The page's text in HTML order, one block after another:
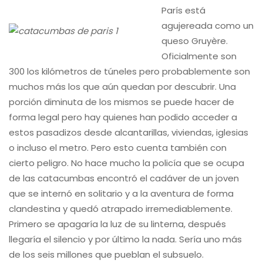
París está
agujereada como un
queso Gruyère.
Oficialmente son
300 los kilómetros de túneles pero probablemente son
muchos más los que aún quedan por descubrir. Una
porción diminuta de los mismos se puede hacer de
forma legal pero hay quienes han podido acceder a
estos pasadizos desde alcantarillas, viviendas, iglesias
o incluso el metro. Pero esto cuenta también con
cierto peligro. No hace mucho la policía que se ocupa
de las catacumbas encontró el cadáver de un joven
que se internó en solitario y a la aventura de forma
clandestina y quedó atrapado irremediablemente.
Primero se apagaría la luz de su linterna, después
llegaría el silencio y por último la nada. Sería uno más
de los seis millones que pueblan el subsuelo.